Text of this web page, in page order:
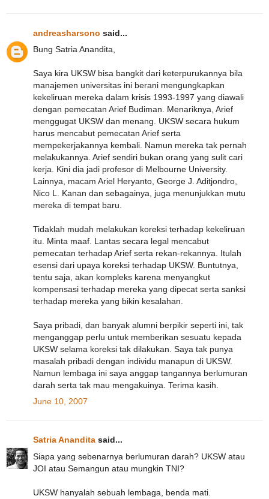
andreasharsono said...
Bung Satria Anandita,
Saya kira UKSW bisa bangkit dari keterpurukannya bila
manajemen universitas ini berani mengungkapkan
kekeliruan mereka dalam krisis 1993-1997 yang diawali
dengan pemecatan Arief Budiman. Menariknya, Arief
menggugat UKSW dan menang. UKSW secara hukum
harus mencabut pemecatan Arief serta
mempekerjakannya kembali. Namun mereka tak pernah
melakukannya. Arief sendiri bukan orang yang sulit cari
kerja. Kini dia jadi profesor di Melbourne University.
Lainnya, macam Ariel Heryanto, George J. Aditjondro,
Nico L. Kanan dan sebagainya, juga menunjukkan mutu
mereka di tempat baru.
Tidaklah mudah melakukan koreksi terhadap kekeliruan
itu. Minta maaf. Lantas secara legal mencabut
pemecatan terhadap Arief serta rekan-rekannya. Itulah
esensi dari upaya koreksi terhadap UKSW. Buntutnya,
tentu saja, akan kompleks karena menyangkut
kompensasi terhadap mereka yang dipecat serta sanksi
terhadap mereka yang bikin kesalahan.
Saya pribadi, dan banyak alumni berpikir seperti ini, tak
menganggap perlu untuk memberikan sesuatu kepada
UKSW selama koreksi tak dilakukan. Saya tak punya
masalah pribadi dengan individu manapun di UKSW.
Namun lembaga ini saya anggap tangannya berlumuran
darah serta tak mau mengakuinya. Terima kasih.
June 10, 2007
Satria Anandita said...
Siapa yang sebenarnya berlumuran darah? UKSW atau
JOI atau Semangun atau mungkin TNI?
UKSW hanyalah sebuah lembaga, benda mati.